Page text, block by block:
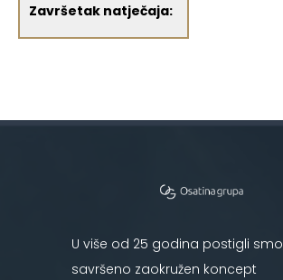
Završetak natječaja:
U više od 25 godina postigli smo
savršeno zaokružen koncept